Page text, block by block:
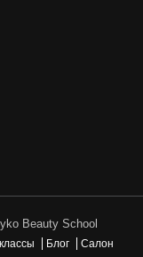
Beauty School
Блог Салон